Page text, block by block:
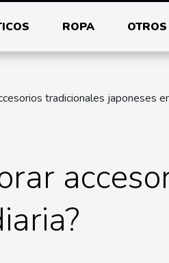
ROPA OTROS
tradicionales japoneses